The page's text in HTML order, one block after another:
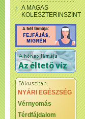
A MAGAS
KOLESZTERINSZINT
NYÁRI EGÉSZSÉG
Vérnyomás
Térdfájdalom